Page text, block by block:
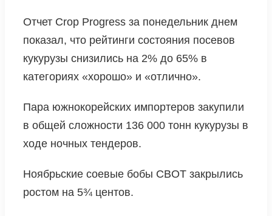
Отчет Crop Progress за понедельник днем ​​
показал, что рейтинги состояния посевов
кукурузы снизились на 2% до 65% в
категориях «хорошо» и «отлично».
Пара южнокорейских импортеров закупили
в общей сложности 136 000 тонн кукурузы в
ходе ночных тендеров.
Ноябрьские соевые бобы CBOT закрылись
ростом на 5¾ центов.